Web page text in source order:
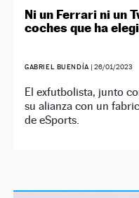
Ni un Ferrari ni un
coches que ha
GABRIEL BUENDÍA | 26/01/2023
El exfutbolista, junto
su alianza con un
de eSports.